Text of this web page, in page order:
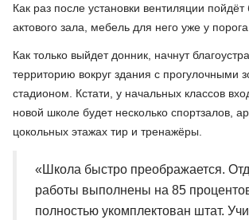
Как раз после установки вентиляции пойдёт
актового зала, мебель для него уже у порога.
Как только выйдет донник, начнут
территорию вокруг здания с прогулочными
стадионом. Кстати, у начальных классов
новой школе будет несколько спортзалов,
цокольных этажах тир и тренажёры.
«Школа быстро преображается.
работы выполнены на 85
полностью укомплектован штат.